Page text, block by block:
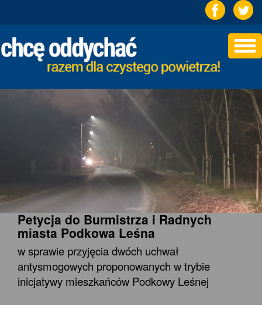
Petycja do Burmistrza i Radnych
miasta Podkowa Leśna
w sprawie przyjęcia dwóch uchwał
antysmogowych proponowanych w trybie
inicjatywy mieszkańców Podkowy Leśnej